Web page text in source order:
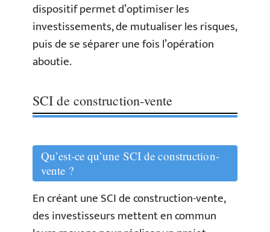
dispositif permet d’optimiser les
investissements, de mutualiser les risques,
puis de se séparer une fois l’opération
aboutie.
SCI de construction-vente
Qu’est-ce qu’une SCI de construction-
vente ?
En créant une SCI de construction-vente,
des investisseurs mettent en commun